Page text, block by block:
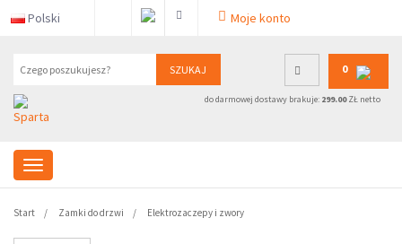
Polski Moje konto
SZUKAJ 0
do darmowej dostawy brakuje: 299.00ZŁ netto
Start Zamki do drzwi Elektrozaczepy i zwory